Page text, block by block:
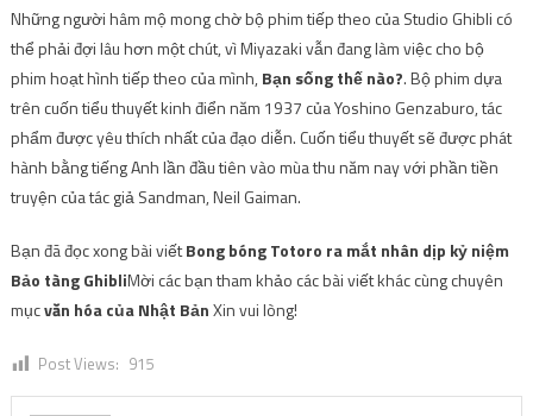
Những người hâm mộ mong chờ bộ phim tiếp theo của Studio Ghibli có
thể phải đợi lâu hơn một chút, vì Miyazaki vẫn đang làm việc cho bộ
phim hoạt hình tiếp theo của mình,Bạn sống thế nào?. Bộ phim dựa
trên cuốn tiểu thuyết kinh điển năm 1937 của Yoshino Genzaburo, tác
phẩm được yêu thích nhất của đạo diễn. Cuốn tiểu thuyết sẽ được phát
hành bằng tiếng Anh lần đầu tiên vào mùa thu năm nay với phần tiền
truyện của tác giả Sandman, Neil Gaiman.
Bạn đã đọc xong bài viếtBong bóng Totoro ra mắt nhân dịp kỷ niệm
Bảo tàng GhibliMời các bạn tham khảo các bài viết khác cùng chuyên
mụcvăn hóa của Nhật BảnXin vui lòng!
Post Views: 915